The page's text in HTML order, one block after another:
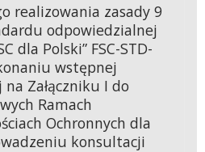
realizowania zasady 9
odpowiedzialnej
dla Polski” FSC-STD-
wstępnej
Załączniku I do
Ramach
Ochronnych dla
konsultacji